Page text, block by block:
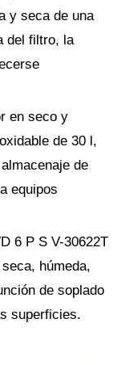
y seca de una
del filtro, la
en seco y
de 30 l,
de
equipos
6 P S V-30622T
húmeda,
de soplado
superficies.